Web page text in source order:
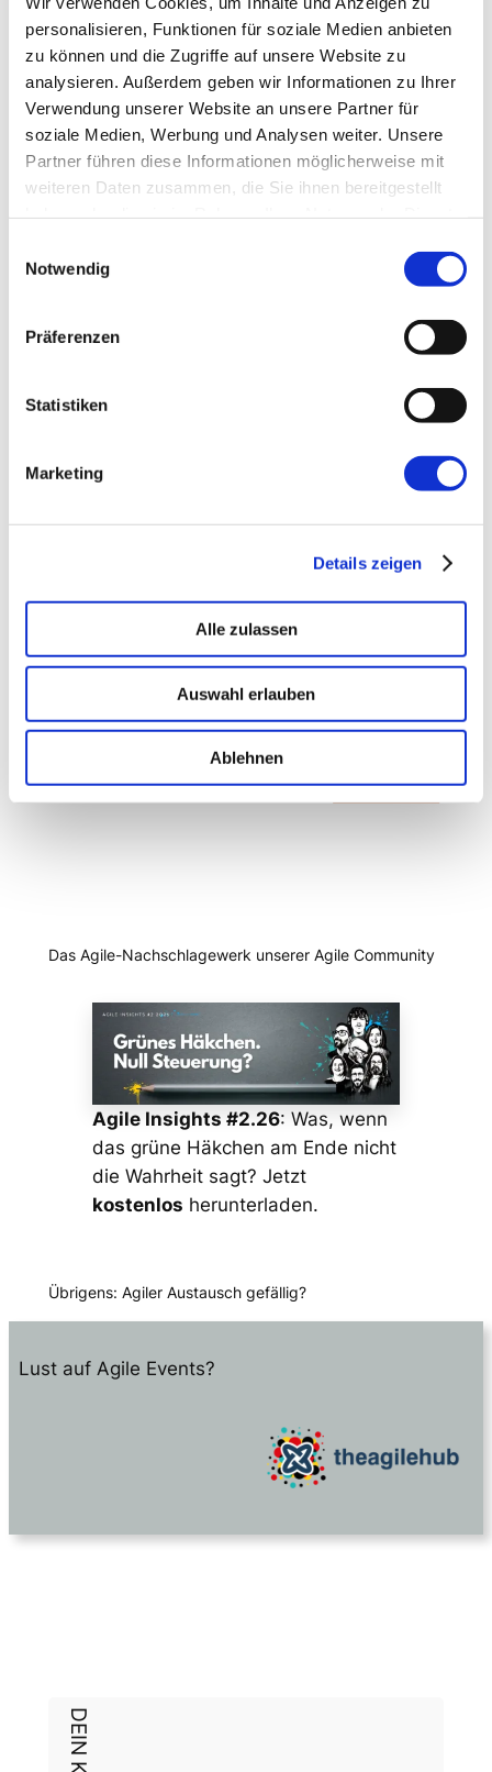
personalisieren, Funktionen für soziale Medien anbieten
zu können und die Zugriffe auf unsere Website zu
analysieren. Außerdem geben wir Informationen zu Ihrer
Verwendung unserer Website an unsere Partner für
soziale Medien, Werbung und Analysen weiter. Unsere
Partner führen diese Informationen möglicherweise mit
weiteren Daten zusammen, die Sie ihnen bereitgestellt
Notwendig
Präferenzen
Statistiken
Marketing
Details zeigen
Alle zulassen
Auswahl erlauben
Ablehnen
← VORHERIGER BEITRAG
Practice Illusion
NÄCHSTER BEITRAG →
Erfahrungsbericht
READ NEXT
Wie umgehen mit neuen Technologien?
Quality Gates & Präzisionsmetriken
Stay in the loop Newsletter abonnieren →
Das Agile-Nachschlagewerk unserer Agile Community
Agile Insights #2.26: Was, wenn
das grüne Häkchen am Ende nicht
die Wahrheit sagt? Jetzt
kostenlos herunterladen.
Übrigens: Agiler Austausch gefällig?
Lust auf Agile Events?